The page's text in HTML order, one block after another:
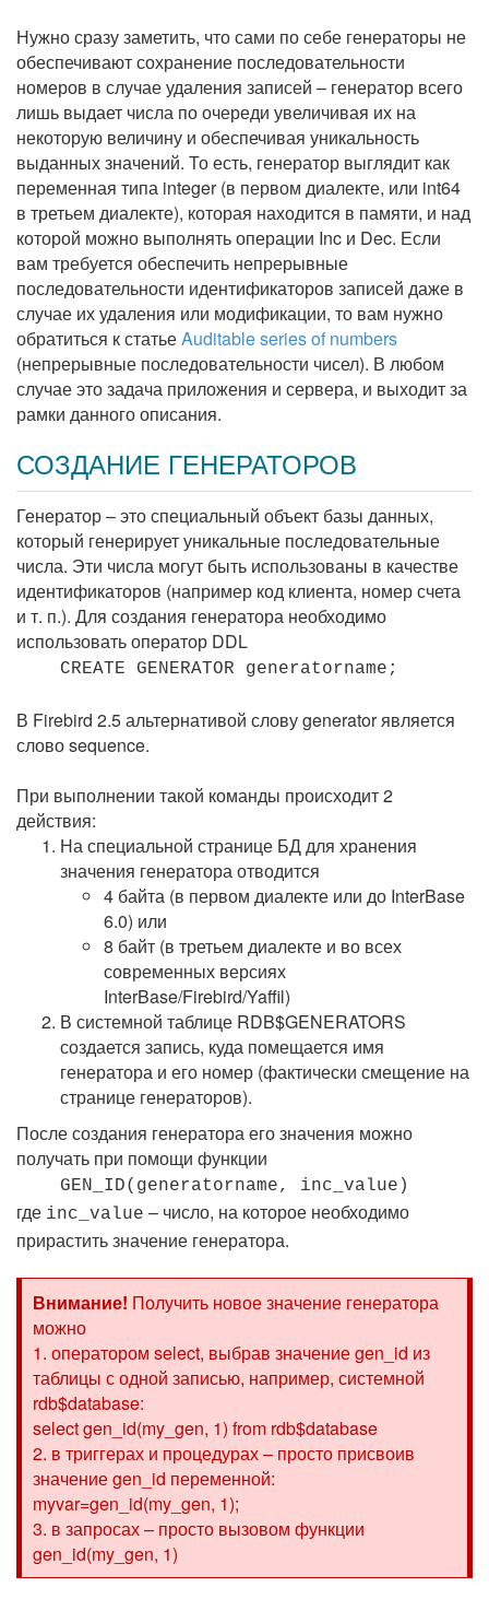
Нужно сразу заметить, что сами по себе генераторы не
обеспечивают сохранение последовательности
номеров в случае удаления записей – генератор всего
лишь выдает числа по очереди увеличивая их на
некоторую величину и обеспечивая уникальность
выданных значений. То есть, генератор выглядит как
переменная типа integer (в первом диалекте, или int64
в третьем диалекте), которая находится в памяти, и над
которой можно выполнять операции Inc и Dec. Если
вам требуется обеспечить непрерывные
последовательности идентификаторов записей даже в
случае их удаления или модификации, то вам нужно
обратиться к статьеAuditable series of numbers
(непрерывные последовательности чисел). В любом
случае это задача приложения и сервера, и выходит за
рамки данного описания.
СОЗДАНИЕ ГЕНЕРАТОРОВ
Генератор – это специальный объект базы данных,
который генерирует уникальные последовательные
числа. Эти числа могут быть использованы в качестве
идентификаторов (например код клиента, номер счета
и т. п.). Для создания генератора необходимо
использовать оператор DDL
CREATE GENERATOR generatorname;
В Firebird 2.5 альтернативой слову generator является
слово sequence.
При выполнении такой команды происходит 2
действия:
На специальной странице БД для хранения
значения генератора отводится
4 байта (в первом диалекте или до InterBase
6.0) или
8 байт (в третьем диалекте и во всех
современных версиях
InterBase/Firebird/Yaffil)
В системной таблице RDB$GENERATORS
создается запись, куда помещается имя
генератора и его номер (фактически смещение на
странице генераторов).
После создания генератора его значения можно
получать при помощи функции
GEN_ID(generatorname, inc_value)
где inc_value – число, на которое необходимо
прирастить значение генератора.
Внимание! Получить новое значение генератора
можно
1. оператором select, выбрав значение gen_id из
таблицы с одной записью, например, системной
rdb$database:
select gen_id(my_gen, 1) from rdb$database
2. в триггерах и процедурах – просто присвоив
значение gen_id переменной:
myvar=gen_id(my_gen, 1);
3. в запросах – просто вызовом функции
gen_id(my_gen, 1)